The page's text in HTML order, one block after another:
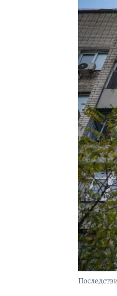
КРЫМ.НЕПОКОРЕННЫЙ
УКРАИНСКАЯ ПРОБЛЕМА КРЫМА